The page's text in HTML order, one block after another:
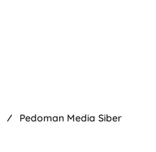
Pedoman Media Siber